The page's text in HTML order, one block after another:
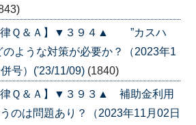
律Ｑ＆Ａ】▼３９４▲ ”カスハ
のような対策が必要か？（2023年1
号）('23/11/09) (1840)
律Ｑ＆Ａ】▼３９３▲ 補助金利用
のは問題あり？（2023年11月02日